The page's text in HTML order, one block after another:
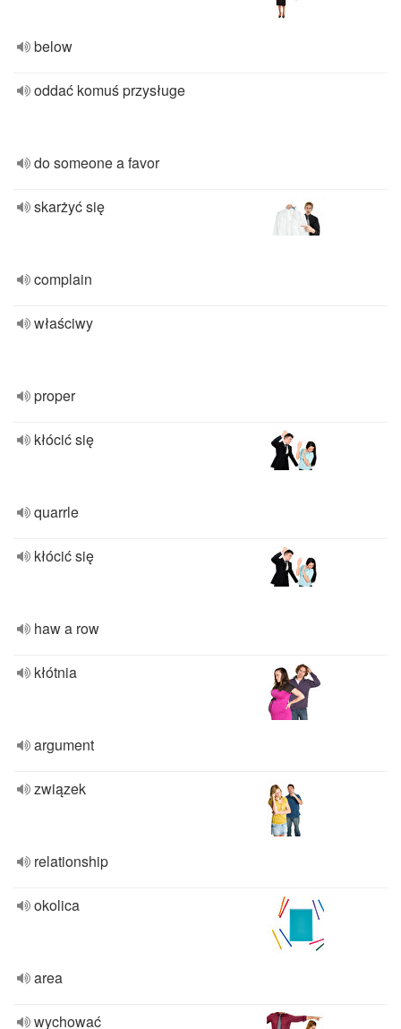
below
oddać komuś przysługe
do someone a favor
skarżyć się
complain
właściwy
proper
kłócić się
quarrle
kłócić się
haw a row
kłótnia
argument
związek
relationship
okolica
area
wychować